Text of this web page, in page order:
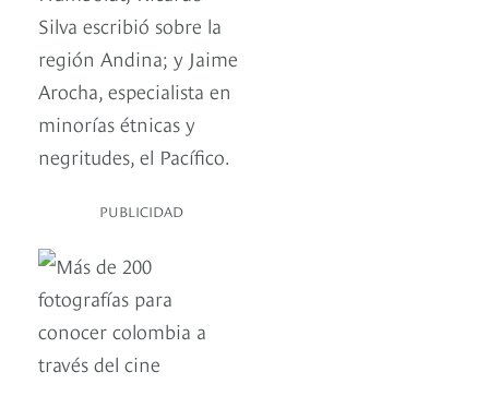
Silva escribió sobre la
región Andina; y Jaime
Arocha, especialista en
minorías étnicas y
negritudes, el Pacífico.
PUBLICIDAD